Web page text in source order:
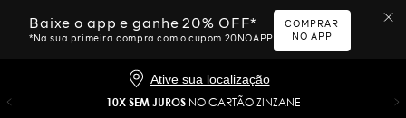
Baixe o app e ganhe 20% OFF*
*Na sua primeira compra com o cupom 20NOAPP
COMPRAR
NO APP
Ative sua localização
10X SEM JUROS NO CARTÃO ZINZANE